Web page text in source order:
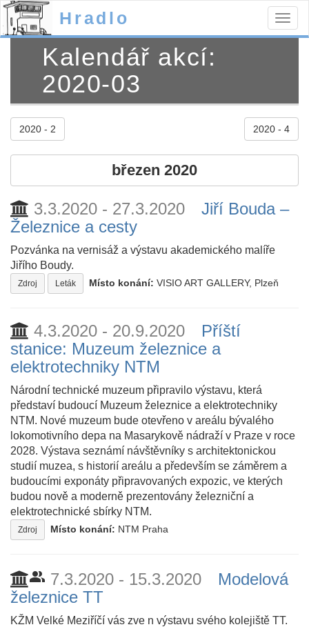
Hradlo
Kalendář akcí:
2020-03
2020 - 2 2020 - 4
březen 2020
3.3.2020 - 27.3.2020
Jiří Bouda –
Železnice a cesty
Pozvánka na vernisáž a výstavu akademického malíře
Jiřího Boudy.
Zdroj Leták Místo konání: VISIO ART GALLERY, Plzeň
4.3.2020 - 20.9.2020
Příští
stanice: Muzeum železnice a
elektrotechniky NTM
Národní technické muzeum připravilo výstavu, která
představí budoucí Muzeum železnice a elektrotechniky
NTM. Nové muzeum bude otevřeno v areálu bývalého
lokomotivního depa na Masarykově nádraží v Praze v roce
2028. Výstava seznámí návštěvníky s architektonickou
studií muzea, s historií areálu a především se záměrem a
budoucími exponáty připravovaných expozic, ve kterých
budou nově a moderně prezentovány železniční a
elektrotechnické sbírky NTM.
Zdroj Místo konání: NTM Praha
people_alt 7.3.2020 - 15.3.2020
Modelová
železnice TT
KŽM Velké Meziříčí vás zve n výstavu svého kolejiště TT.